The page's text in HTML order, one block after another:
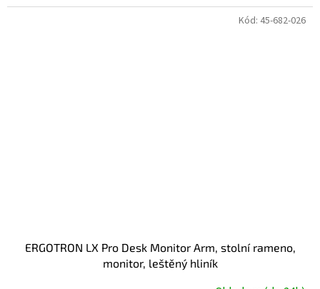
ERGOTRON LX Pro Desk Monitor Arm, stolní rameno,
monitor, leštěný hliník
Kód: 45-682-026